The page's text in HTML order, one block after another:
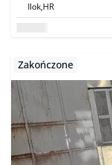
Ilok,HR
Zakończone